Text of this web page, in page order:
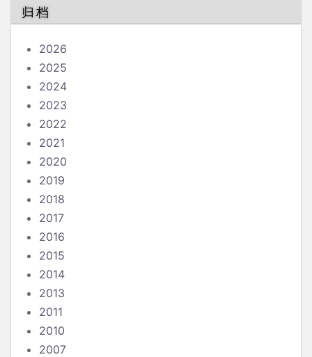
归档
2026
2025
2024
2023
2022
2021
2020
2019
2018
2017
2016
2015
2014
2013
2011
2010
2007